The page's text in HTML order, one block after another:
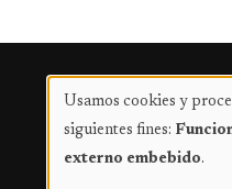
Uso
de
Usamos cookies y
siguientes fines:
externo embebido.